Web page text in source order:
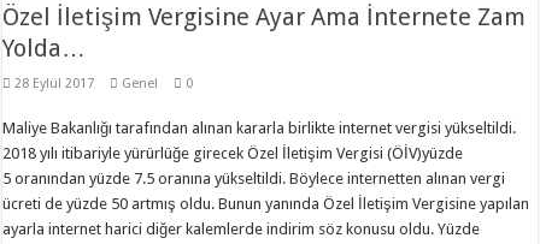
Özel İletişim Vergisine Ayar Ama İnternete Zam
Yolda…
28 Eylül 2017 Genel 0
Maliye Bakanlığı tarafından alınan kararla birlikte internet vergisi yükseltildi.
2018 yılı itibariyle yürürlüğe girecek Özel İletişim Vergisi (ÖİV)yüzde
5 oranından yüzde 7.5 oranına yükseltildi. Böylece internetten alınan vergi
ücreti de yüzde 50 artmış oldu. Bunun yanında Özel İletişim Vergisine yapılan
ayarla internet harici diğer kalemlerde indirim söz konusu oldu. Yüzde